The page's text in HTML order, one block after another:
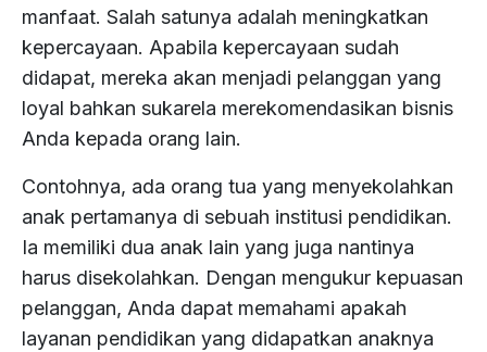
&
Development
About
Us
Contact
Partnership
Careers
manfaat. Salah satunya adalah meningkatkan
kepercayaan. Apabila kepercayaan sudah
didapat, mereka akan menjadi pelanggan yang
loyal bahkan sukarela merekomendasikan bisnis
Anda kepada orang lain.
Contohnya, ada orang tua yang menyekolahkan
anak pertamanya di sebuah institusi pendidikan.
Ia memiliki dua anak lain yang juga nantinya
harus disekolahkan. Dengan mengukur kepuasan
pelanggan, Anda dapat memahami apakah
layanan pendidikan yang didapatkan anaknya